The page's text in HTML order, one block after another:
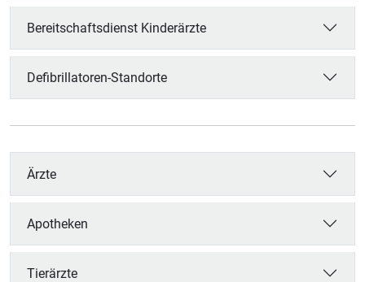
Bereitschaftsdienst Kinderärzte
Defibrillatoren-Standorte
Ärzte
Apotheken
Tierärzte